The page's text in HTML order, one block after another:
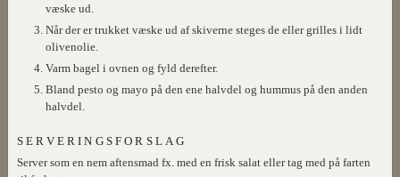
væske ud.
Når der er trukket væske ud af skiverne steges de eller grilles i lidt
olivenolie.
Varm bagel i ovnen og fyld derefter.
Bland pesto og mayo på den ene halvdel og hummus på den anden
halvdel.
SERVERINGSFORSLAG
Server som en nem aftensmad fx. med en frisk salat eller tag med på farten